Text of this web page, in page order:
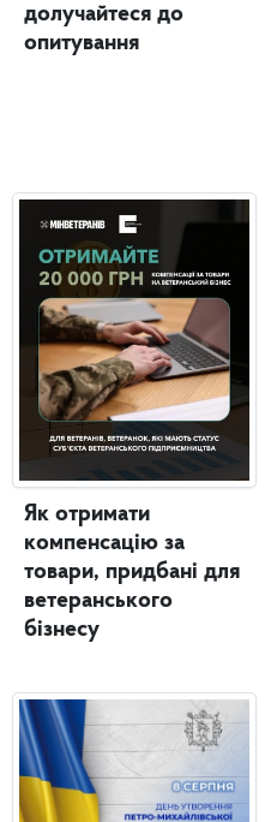
долучайтеся до
опитування
Як отримати
компенсацію за
товари, придбані для
ветеранського
бізнесу